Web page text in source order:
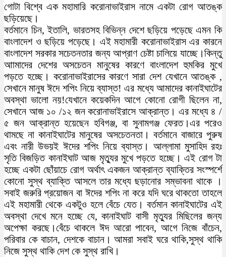
গোটা বিশ্বে এক মহামারি করোনাভাইরাস নামে একটা রোগ আতঙ্ক
ছড়িয়েছে।
বর্তমানে চিন, ইতালি, ভারতসহ বিভিন্ন দেশে ছড়িয়ে পড়েছে এমন কি
বাংলাদেশ ও ছড়িয়ে পড়েছে। এই মহামারী করোনাভাইরাস এর কারনে
বাংলাদেশ সরকার সচেতনতার জন্য আপ্রাণ চেষ্টা চালিয়ে যাচ্ছে।কিন্তু
আামাদের দেশের অসচেতন মানুষের কারণে বাংলাদেশ হুমকির মুখে
পড়তে হচ্ছে। করোনাভাইরাসের কারণে সারা দেশ যেখানে আতঙ্ক ,
সেখানে মানুষ ঈদে শপিং নিয়ে ব্যাস্ত! এর মধ্যে আমাদের কানাইঘাটের
অবস্থা ভালো নয়!যেখানে কয়েকদিন আগে কোনো রোগী ছিলেন না,
সেখানে আজ ১০ /১২ জন করোনাভাইরাসে আক্রান্ত। এর মধ্যে ৪ /
৫ জন আক্রান্ত হয়েছেন হবিগঞ্জ, বা সুনামগঞ্জ ফেরত।এর পরেও
থামছে না কানাইঘাটের মানুষের অসচেতনতা। বর্তমানে বাজারে পুরুষ
এবং নারী উভয়ই ঈদের শপিং নিয়ে ব্যাস্ত। আল্লামা মুসাহিদ রহঃ
সৃতি বিজড়িত কানাইঘাট আজ মৃত্যুর মুখে পড়তে হচ্ছে। এই রোগ টা
হচ্ছে একটা ছোঁয়াচে রোগ অর্থাৎ একজন আক্রান্ত ব্যাক্তির সংস্পর্শে
কোনো সুস্থ ব্যাক্তি আসলে তার মধ্যে ছড়ানোর সম্ভাবনা থাকে ।
সবাই জরুরি প্রয়োজন বা ঈদের শপিং না করে যদি ঘরে থাকতো তাহলে
এই মহামারী থেকে একটুও হলে বেঁচে যেত। বর্তমান কানাইঘাটের এই
অবস্থা দেখে মনে হচ্ছে যে, কানাইঘাট বাসী মৃত্যুর মিছিলের জন্য
অপেক্ষা করছে।বেঁচে থাকলে ঈদ আরো পাবেন, আগে নিজে বাঁচেন,
পরিবার কে বাচান, দেশকে বাচান। আমরা সবাই ঘরে থাকি,সুস্থ থাকি
নিজে সুস্থ থাকি দেশ কে সুস্থ রাখি।